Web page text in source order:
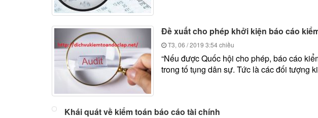
Đề xuất cho phép khởi kiện báo cáo
T3, 06 / 2019 3:54 chiều
“Nếu được Quốc hội cho phép, báo cáo
trong tố tụng dân sự. Tức là các đối tượng
Khái quát về kiểm toán báo cáo tài chính